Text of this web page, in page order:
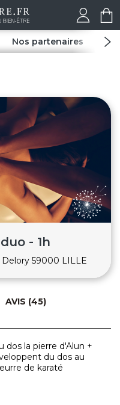
Nos partenaires Spas
- 1h
Delory 59000 LILLE
AVIS (45)
dos la pierre d'Alun +
du dos au
de karaté